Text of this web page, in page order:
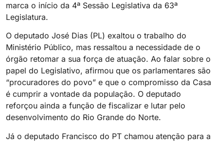
marca o início da 4ª Sessão Legislativa da 63ª
Legislatura.
O deputado José Dias (PL) exaltou o trabalho do
Ministério Público, mas ressaltou a necessidade de o
órgão retomar a sua força de atuação. Ao falar sobre o
papel do Legislativo, afirmou que os parlamentares são
“procuradores do povo” e que o compromisso da Casa
é cumprir a vontade da população. O deputado
reforçou ainda a função de fiscalizar e lutar pelo
desenvolvimento do Rio Grande do Norte.
Já o deputado Francisco do PT chamou atenção para a